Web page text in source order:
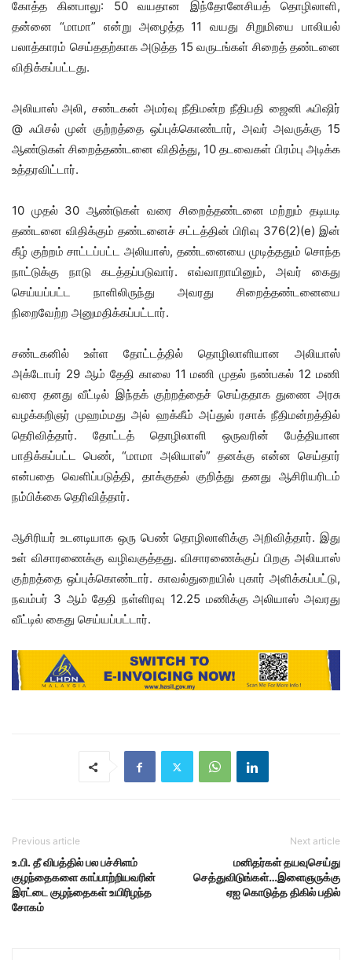
கோத்த கினபாலு: 50 வயதான இந்தோனேசியத் தொழிலாளி,
தன்னை “மாமா” என்று அழைத்த 11 வயது சிறுமியை பாலியல்
பலாத்காரம் செய்ததற்காக அடுத்த 15 வருடங்கள் சிறைத் தண்டனை
விதிக்கப்பட்டது.
அலியாஸ் அலி, சண்டகன் அமர்வு நீதிமன்ற நீதிபதி ஜைனி ஃபிஷிர்
@ ஃபிசல் முன் குற்றத்தை ஒப்புக்கொண்டார், அவர் அவருக்கு 15
ஆண்டுகள் சிறைத்தண்டனை விதித்து, 10 தடவைகள் பிரம்பு அடிக்க
உத்தரவிட்டார்.
10 முதல் 30 ஆண்டுகள் வரை சிறைத்தண்டனை மற்றும் தடியடி
தண்டனை விதிக்கும் தண்டனைச் சட்டத்தின் பிரிவு 376(2)(e) இன்
கீழ் குற்றம் சாட்டப்பட்ட அலியாஸ், தண்டனையை முடித்ததும் சொந்த
நாட்டுக்கு நாடு கடத்தப்படுவார். எவ்வாறாயினும், அவர் கைது
செய்யப்பட்ட நாளிலிருந்து அவரது சிறைத்தண்டனையை
நிறைவேற்ற அனுமதிக்கப்பட்டார்.
சண்டகனில் உள்ள தோட்டத்தில் தொழிலாளியான அலியாஸ்
அக்டோபர் 29 ஆம் தேதி காலை 11 மணி முதல் நண்பகல் 12 மணி
வரை தனது வீட்டில் இந்தக் குற்றத்தைச் செய்ததாக துணை அரசு
வழக்கறிஞர் முஹம்மது அல் ஹக்கீம் அப்துல் ரசாக் நீதிமன்றத்தில்
தெரிவித்தார். தோட்டத் தொழிலாளி ஒருவரின் பேத்தியான
பாதிக்கப்பட்ட பெண், “மாமா அலியாஸ்” தனக்கு என்ன செய்தார்
என்பதை வெளிப்படுத்தி, தாக்குதல் குறித்து தனது ஆசிரியரிடம்
நம்பிக்கை தெரிவித்தார்.
ஆசிரியர் உடனடியாக ஒரு பெண் தொழிலாளிக்கு அறிவித்தார். இது
உள் விசாரணைக்கு வழிவகுத்தது. விசாரணைக்குப் பிறகு அலியாஸ்
குற்றத்தை ஒப்புக்கொண்டார். காவல்துறையில் புகார் அளிக்கப்பட்டு,
நவம்பர் 3 ஆம் தேதி நள்ளிரவு 12.25 மணிக்கு அலியாஸ் அவரது
வீட்டில் கைது செய்யப்பட்டார்.
Previous article
உ.பி. தீ விபத்தில் பல பச்சிளம்
குழந்தைகளை காப்பாற்றியவரின்
இரட்டை குழந்தைகள் உயிரிழந்த
சோகம்
Next article
மனிதர்கள் தயவுசெய்து
செத்துவிடுங்கள்…இளைஞருக்கு
ஏஐ கொடுத்த திகில் பதில்